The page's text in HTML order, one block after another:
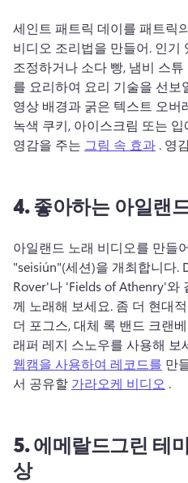
세인트 패트릭 데이를 패트릭
비디오 조리법을 만들어. 인기
조정하거나 소다 빵, 냄비 스
를 요리하여 요리 기술을 선보
영상 배경과 굵은 텍스트 오
녹색 쿠키, 아이스크림 또는
영감을 주는 그림 속 효과 . 영
4.좋아하는 아일랜
아일랜드 노래 비디오를 만들
"seisiún"(세션)을 개최합니다.
Rover'나 'Fields of Athenry'와
께 노래해 보세요. 좀 더 현대
더 포그스, 대체 록 밴드 크랜
래퍼 레지 스노우를 사용해 보
웹캠을 사용하여 레코드를 만
서 공유할 가라오케 비디오 .
5.에메랄드그린 테
상